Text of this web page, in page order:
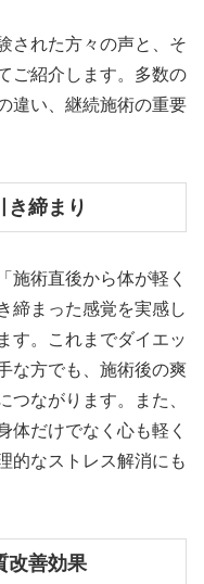
された方々の声と、そ
ご紹介します。多数の
違い、継続施術の重要
き締まり
施術直後から体が軽く
締まった感覚を実感し
す。これまでダイエッ
な方でも、施術後の爽
つながります。また、
体だけでなく心も軽く
的なストレス解消にも
改善効果